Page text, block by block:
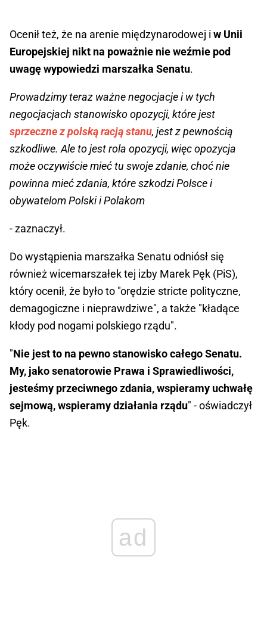
Ocenił też, że na arenie międzynarodowej i w Unii
Europejskiej nikt na poważnie nie weźmie pod
uwagę wypowiedzi marszałka Senatu.
Prowadzimy teraz ważne negocjacje i w tych
negocjacjach stanowisko opozycji, które jest
sprzeczne z polską racją stanu, jest z pewnością
szkodliwe. Ale to jest rola opozycji, więc opozycja
może oczywiście mieć tu swoje zdanie, choć nie
powinna mieć zdania, które szkodzi Polsce i
obywatelom Polski i Polakom
- zaznaczył.
Do wystąpienia marszałka Senatu odniósł się
również wicemarszałek tej izby Marek Pęk (PiS),
który ocenił, że było to "orędzie stricte polityczne,
demagogiczne i nieprawdziwe", a także "kładące
kłody pod nogami polskiego rządu".
"Nie jest to na pewno stanowisko całego Senatu.
My, jako senatorowie Prawa i Sprawiedliwości,
jesteśmy przeciwnego zdania, wspieramy uchwałę
sejmową, wspieramy działania rządu" - oświadczył
Pęk.
ad